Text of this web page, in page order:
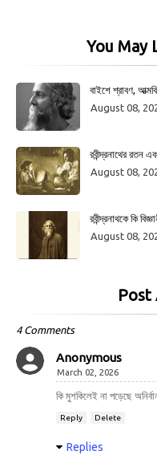
You May
বাইশে শ্রাবণ,
August 08,
রবীন্দ্রনাথের রতন
August 08,
রবীন্দ্রনাথকে কি
August 08,
Post
4 Comments
Anonymous
March 02, 2026
কি মুশকিলেই না পড়েছে
Reply Delete
Replies